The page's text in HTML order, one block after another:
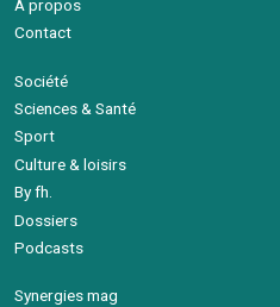
A propos
Contact
Société
Sciences & Santé
Sport
Culture & loisirs
By fh.
Dossiers
Podcasts
Synergies mag